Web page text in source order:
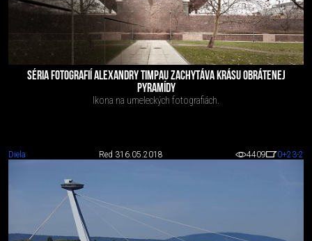
SÉRIA FOTOGRAFIÍ ALEXANDRY TIMPAU ZACHYTÁVA KRÁSU OBRÁTENEJ
PYRAMÍDY
Ikona na umeleckých fotografiách.
Diela Red 316.05.2018 4409 0+23-2